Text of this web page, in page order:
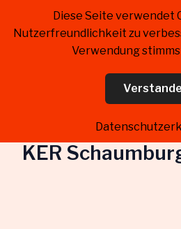
InhaltKreiselternrat
Schaumburg
KER
Diese Seite verwendet
Nutzerfreundlichkeit zu
Verwendung